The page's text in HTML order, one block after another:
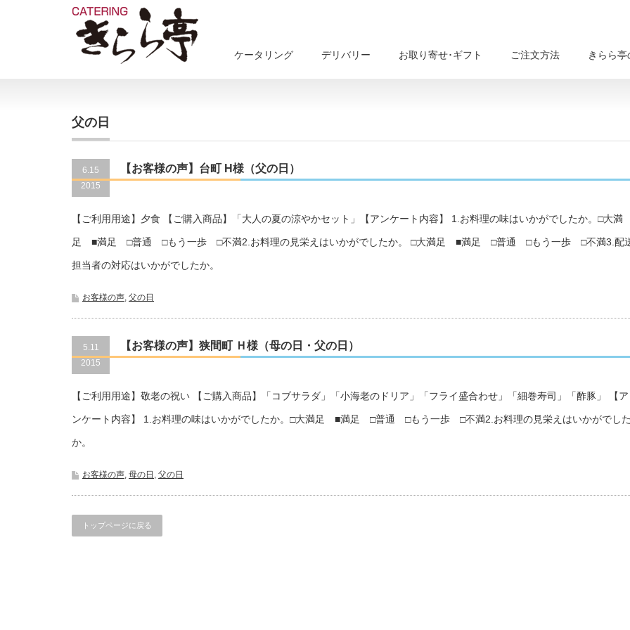
ケータリング デリバリー お取り寄せ･ギフト ご注文方法 きらら
父の日
6.15
2015
【お客様の声】台町 H様（父の日）
【ご利用用途】夕食 【ご購入商品】「大人の夏の涼やかセット」【アンケート内容】 1.お料理の味はいかがでしたか。□大満
足 ■満足 □普通 □もう一歩 □不満2.お料理の見栄えはいかがでしたか。 □大満足 ■満足 □普通 □もう一歩 □不満3.配
担当者の対応はいかがでしたか。
お客様の声, 父の日
5.11
2015
【お客様の声】狭間町 Ｈ様（母の日・父の日）
【ご利用用途】敬老の祝い 【ご購入商品】「コブサラダ」「小海老のドリア」「フライ盛合わせ」「細巻寿司」「酢豚」 【ア
ンケート内容】 1.お料理の味はいかがでしたか。□大満足 ■満足 □普通 □もう一歩 □不満2.お料理の見栄えはいかがでし
か。
お客様の声, 母の日 , 父の日
トップページに戻る